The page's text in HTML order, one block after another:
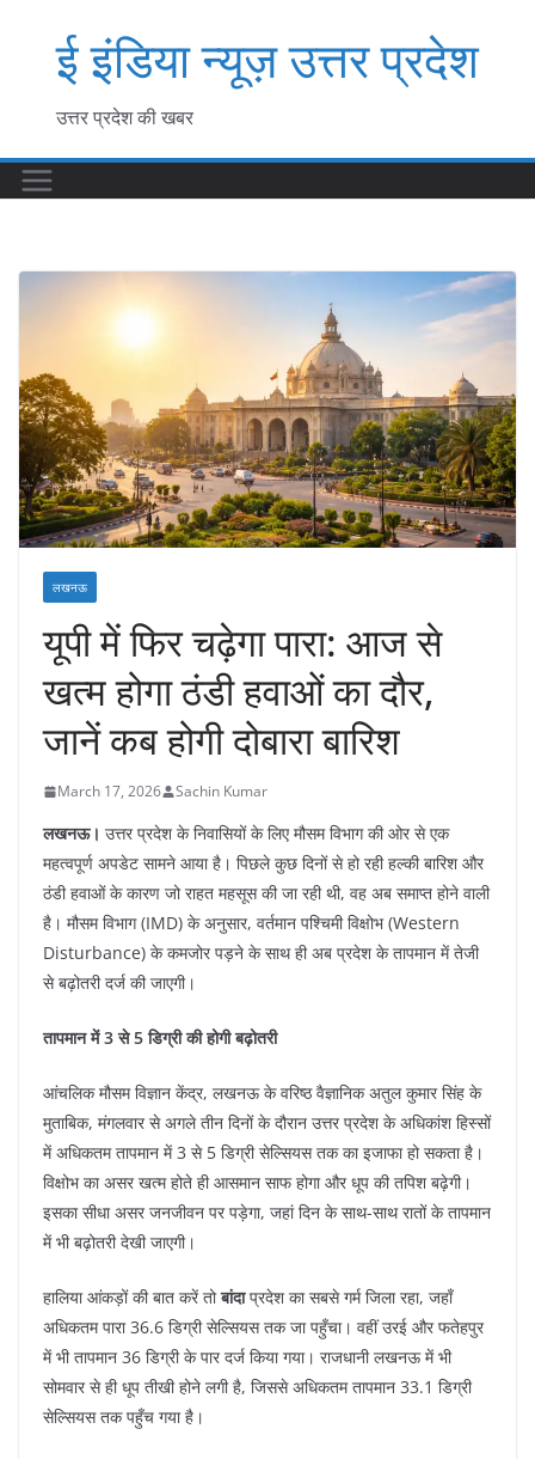
contentई इंडिया न्यूज़ उत्तर प्रदेश
उत्तर प्रदेश की खबर
लखनऊ
यूपी में फिर चढ़ेगा पारा: आज से
खत्म होगा ठंडी हवाओं का दौर,
जानें कब होगी दोबारा बारिश
March 17, 2026 Sachin Kumar
लखनऊ। उत्तर प्रदेश के निवासियों के लिए मौसम विभाग की ओर से एक
महत्वपूर्ण अपडेट सामने आया है। पिछले कुछ दिनों से हो रही हल्की बारिश और
ठंडी हवाओं के कारण जो राहत महसूस की जा रही थी, वह अब समाप्त होने वाली
है। मौसम विभाग (IMD) के अनुसार, वर्तमान पश्चिमी विक्षोभ (Western
Disturbance) के कमजोर पड़ने के साथ ही अब प्रदेश के तापमान में तेजी
से बढ़ोतरी दर्ज की जाएगी।
तापमान में 3 से 5 डिग्री की होगी बढ़ोतरी
​आंचलिक मौसम विज्ञान केंद्र, लखनऊ के वरिष्ठ वैज्ञानिक अतुल कुमार सिंह के
मुताबिक, मंगलवार से अगले तीन दिनों के दौरान उत्तर प्रदेश के अधिकांश हिस्सों
में अधिकतम तापमान में 3 से 5 डिग्री सेल्सियस तक का इजाफा हो सकता है।
विक्षोभ का असर खत्म होते ही आसमान साफ होगा और धूप की तपिश बढ़ेगी।
इसका सीधा असर जनजीवन पर पड़ेगा, जहां दिन के साथ-साथ रातों के तापमान
में भी बढ़ोतरी देखी जाएगी।
​हालिया आंकड़ों की बात करें तोबांदाप्रदेश का सबसे गर्म जिला रहा, जहाँ
अधिकतम पारा 36.6 डिग्री सेल्सियस तक जा पहुँचा। वहीं उरई और फतेहपुर
में भी तापमान 36 डिग्री के पार दर्ज किया गया। राजधानी लखनऊ में भी
सोमवार से ही धूप तीखी होने लगी है, जिससे अधिकतम तापमान 33.1 डिग्री
सेल्सियस तक पहुँच गया है।